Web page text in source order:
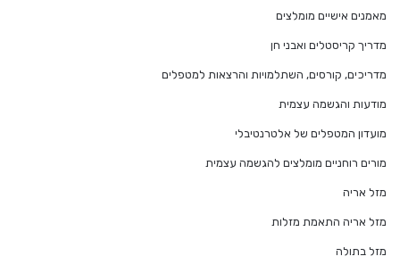
מאמנים אישיים מומלצים
מדריך קריסטלים ואבני חן
מדריכים, קורסים, השתלמויות והרצאות למטפלים
מודעות והגשמה עצמית
מועדון המטפלים של אלטרנטיבלי
מורים רוחניים מומלצים להגשמה עצמית
מזל אריה
מזל אריה התאמת מזלות
מזל בתולה